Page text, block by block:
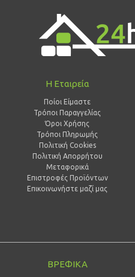
Η Εταιρεία
Ποίοι Είμαστε
Τρόποι Παραγγελίας
Όροι Χρήσης
Τρόποι Πληρωμής
Πολιτική Cookies
Πολιτική Απορρήτου
Μεταφορικά
Επιστροφές Προϊόντων
Επικοινωνήστε μαζί μας
ΒΡΕΦΙΚΑ